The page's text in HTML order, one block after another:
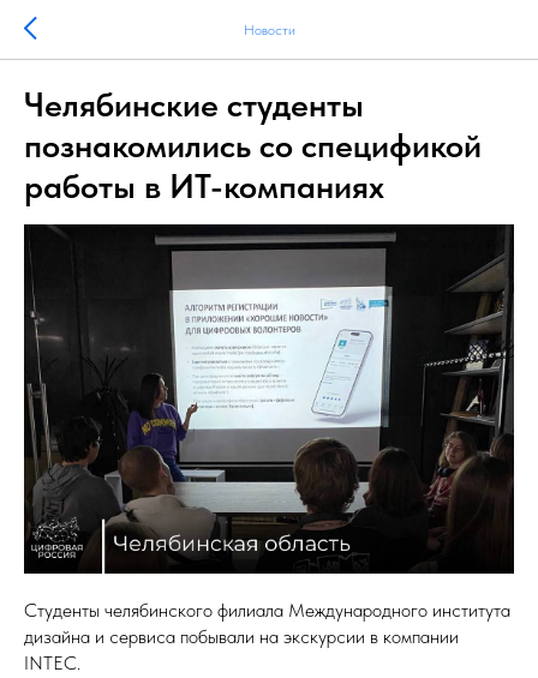
Новости
Челябинские студенты
познакомились со спецификой
работы в ИТ-компаниях
Студенты челябинского филиала Международного института
дизайна и сервиса побывали на экскурсии в компании
INTEC.